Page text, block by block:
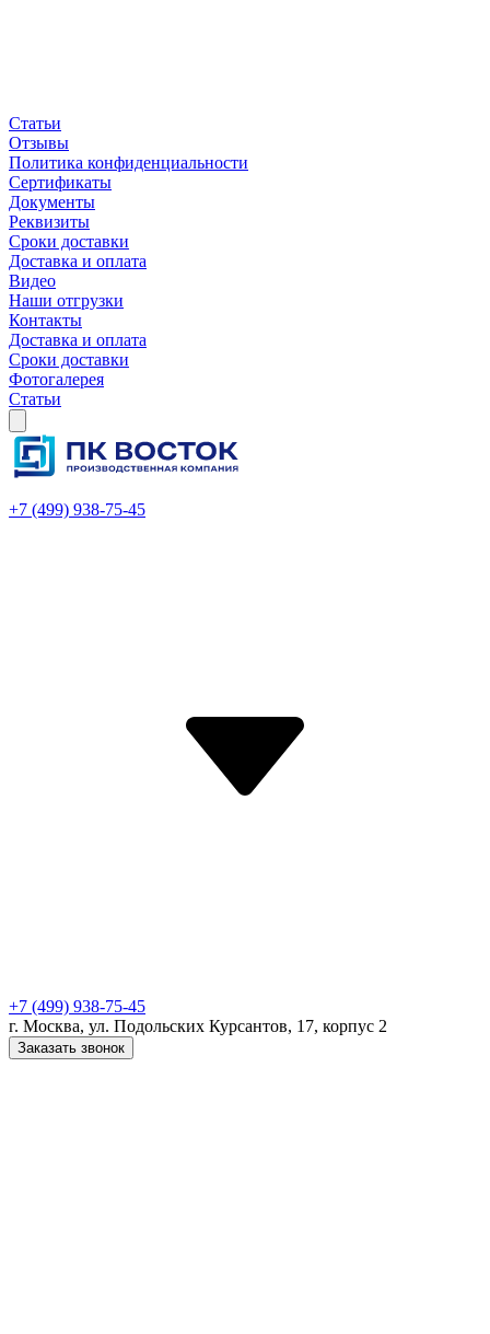
Статьи
Отзывы
Политика конфиденциальности
Сертификаты
Документы
Реквизиты
Сроки доставки
Доставка и оплата
Видео
Наши отгрузки
Контакты
Доставка и оплата
Сроки доставки
Фотогалерея
Статьи
+7 (499) 938-75-45
+7 (499) 938-75-45
г. Москва, ул. Подольских Курсантов, 17, корпус 2
Заказать звонок